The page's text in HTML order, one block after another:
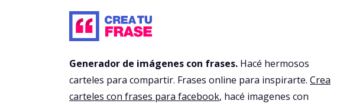
Generador de imágenes con frases. Hacé hermosos
carteles para compartir. Frases online para inspirarte. Crea
carteles con frases para facebook, hacé imagenes con